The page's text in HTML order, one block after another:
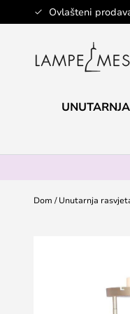
Ovlašteni
Skip
to
Dom Unutarnja